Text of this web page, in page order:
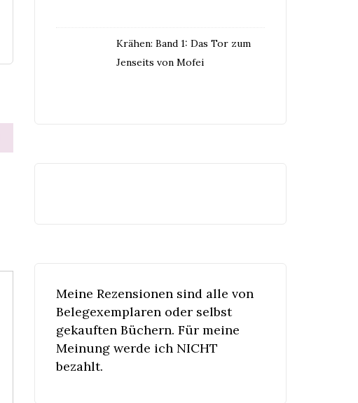
Krähen: Band 1: Das Tor zum
Jenseits von Mofei
Meine Rezensionen sind alle von
Belegexemplaren oder selbst
gekauften Büchern. Für meine
Meinung werde ich NICHT
bezahlt.